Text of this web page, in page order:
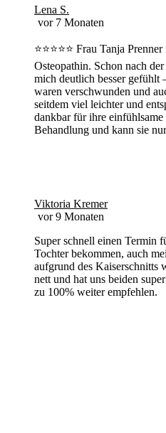
Lena S.
vor 7 Monaten
⭐️⭐️⭐️⭐️⭐️ Frau Tanja
Osteopathin. Schon nach
mich deutlich besser gefühlt
waren verschwunden und
seitdem viel leichter und
dankbar für ihre
Behandlung und kann sie
Viktoria Kremer
vor 9 Monaten
Super schnell einen Termin
Tochter bekommen, auch
aufgrund des Kaiserschnitts
nett und hat uns beiden
zu 100% weiter empfehlen.